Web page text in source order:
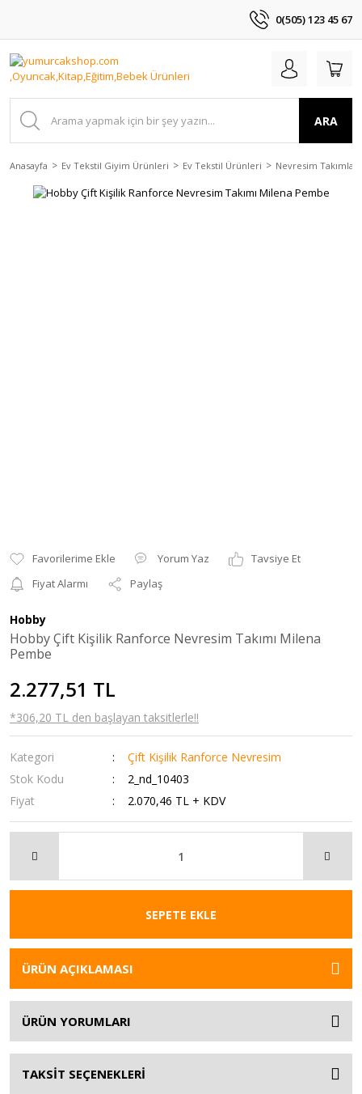
0(505) 123 45 67
ARA
Anasayfa Ev Tekstil Giyim Ürünleri Ev Tekstil Ürünleri Nevresim Takımları
Yorum Yaz
Tavsiye Et
Fiyat Alarmı
Paylaş
Hobby
Hobby Çift Kişilik Ranforce Nevresim Takımı Milena
Pembe
2.277,51 TL
*306,20 TL den başlayan taksitlerle!!
Kategori
Çift Kişilik Ranforce Nevresim
Stok Kodu
2_nd_10403
Fiyat
2.070,46 TL + KDV
SEPETE EKLE
ÜRÜN AÇIKLAMASI
ÜRÜN YORUMLARI
TAKSİT SEÇENEKLERİ